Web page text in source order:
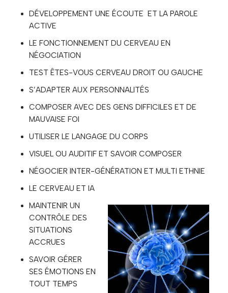
DÉVELOPPEMENT UNE ÉCOUTE ET LA PAROLE
ACTIVE
LE FONCTIONNEMENT DU CERVEAU EN
NÉGOCIATION
TEST ÊTES-VOUS CERVEAU DROIT OU GAUCHE
S’ADAPTER AUX PERSONNALITÉS
COMPOSER AVEC DES GENS DIFFICILES ET DE
MAUVAISE FOI
UTILISER LE LANGAGE DU CORPS
VISUEL OU AUDITIF ET SAVOIR COMPOSER
NÉGOCIER INTER-GÉNÉRATION ET MULTI ETHNIE
LE CERVEAU ET IA
MAINTENIR UN
CONTRÔLE DES
SITUATIONS
ACCRUES
SAVOIR GÉRER
SES ÉMOTIONS EN
TOUT TEMPS